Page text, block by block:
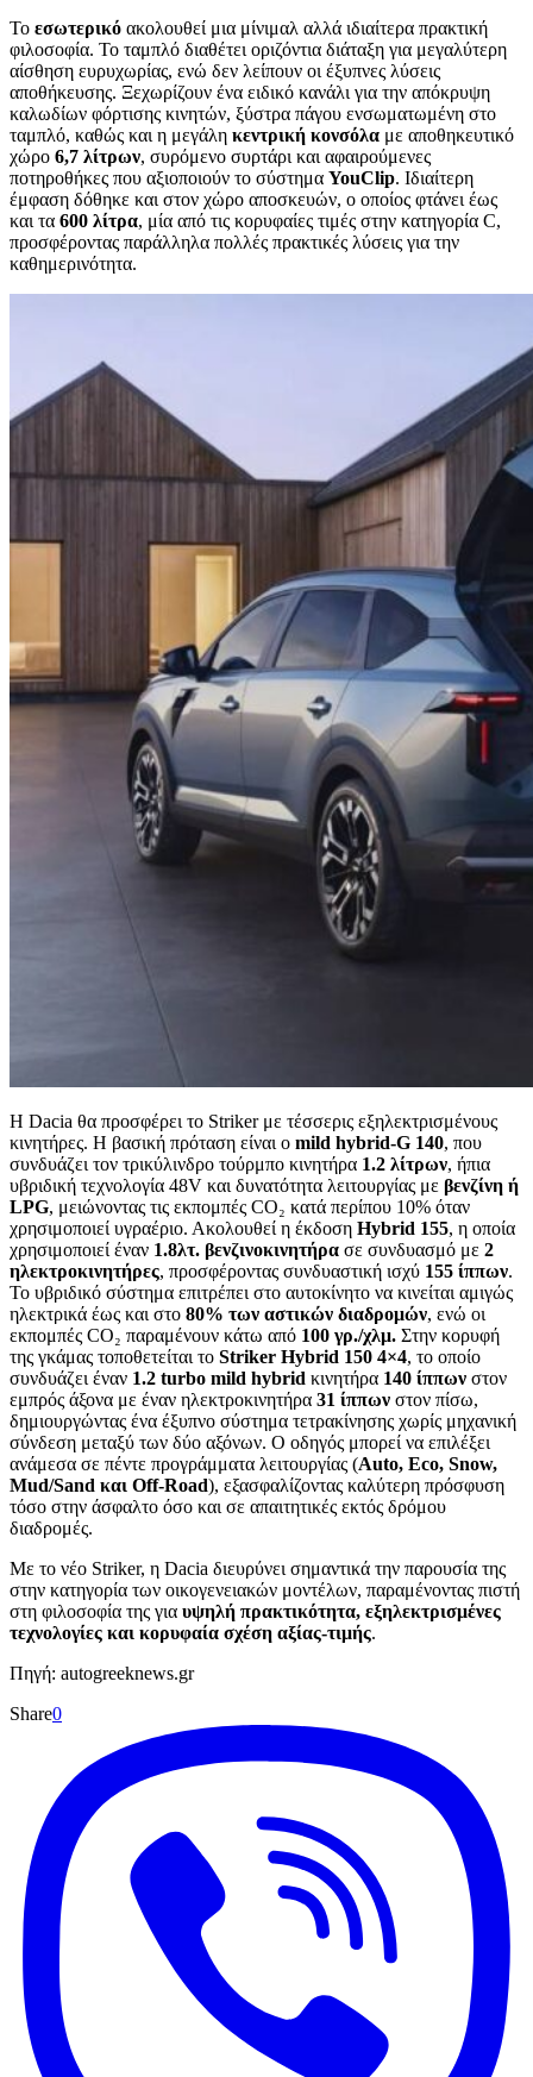
Το εσωτερικό ακολουθεί μια μίνιμαλ αλλά ιδιαίτερα πρακτική
φιλοσοφία. Το ταμπλό διαθέτει οριζόντια διάταξη για μεγαλύτερη
αίσθηση ευρυχωρίας, ενώ δεν λείπουν οι έξυπνες λύσεις
αποθήκευσης. Ξεχωρίζουν ένα ειδικό κανάλι για την απόκρυψη
καλωδίων φόρτισης κινητών, ξύστρα πάγου ενσωματωμένη στο
ταμπλό, καθώς και η μεγάλη κεντρική κονσόλα με αποθηκευτικό
χώρο 6,7 λίτρων, συρόμενο συρτάρι και αφαιρούμενες
ποτηροθήκες που αξιοποιούν το σύστημα YouClip. Ιδιαίτερη
έμφαση δόθηκε και στον χώρο αποσκευών, ο οποίος φτάνει έως
και τα 600 λίτρα, μία από τις κορυφαίες τιμές στην κατηγορία C,
προσφέροντας παράλληλα πολλές πρακτικές λύσεις για την
καθημερινότητα.
Η Dacia θα προσφέρει το Striker με τέσσερις εξηλεκτρισμένους
κινητήρες. Η βασική πρόταση είναι ο mild hybrid-G 140, που
συνδυάζει τον τρικύλινδρο τούρμπο κινητήρα 1.2 λίτρων, ήπια
υβριδική τεχνολογία 48V και δυνατότητα λειτουργίας με βενζίνη ή
LPG, μειώνοντας τις εκπομπές CO₂ κατά περίπου 10% όταν
χρησιμοποιεί υγραέριο. Ακολουθεί η έκδοση Hybrid 155, η οποία
χρησιμοποιεί έναν 1.8λτ. βενζινοκινητήρα σε συνδυασμό με 2
ηλεκτροκινητήρες, προσφέροντας συνδυαστική ισχύ 155 ίππων.
Το υβριδικό σύστημα επιτρέπει στο αυτοκίνητο να κινείται αμιγώς
ηλεκτρικά έως και στο 80% των αστικών διαδρομών, ενώ οι
εκπομπές CO₂ παραμένουν κάτω από 100 γρ./χλμ. Στην κορυφή
της γκάμας τοποθετείται το Striker Hybrid 150 4×4, το οποίο
συνδυάζει έναν 1.2 turbo mild hybrid κινητήρα 140 ίππων στον
εμπρός άξονα με έναν ηλεκτροκινητήρα 31 ίππων στον πίσω,
δημιουργώντας ένα έξυπνο σύστημα τετρακίνησης χωρίς μηχανική
σύνδεση μεταξύ των δύο αξόνων. Ο οδηγός μπορεί να επιλέξει
ανάμεσα σε πέντε προγράμματα λειτουργίας (Auto, Eco, Snow,
Mud/Sand και Off-Road), εξασφαλίζοντας καλύτερη πρόσφυση
τόσο στην άσφαλτο όσο και σε απαιτητικές εκτός δρόμου
διαδρομές.
Με το νέο Striker, η Dacia διευρύνει σημαντικά την παρουσία της
στην κατηγορία των οικογενειακών μοντέλων, παραμένοντας πιστή
στη φιλοσοφία της για υψηλή πρακτικότητα, εξηλεκτρισμένες
τεχνολογίες και κορυφαία σχέση αξίας-τιμής.
Πηγή: autogreeknews.gr
Share0